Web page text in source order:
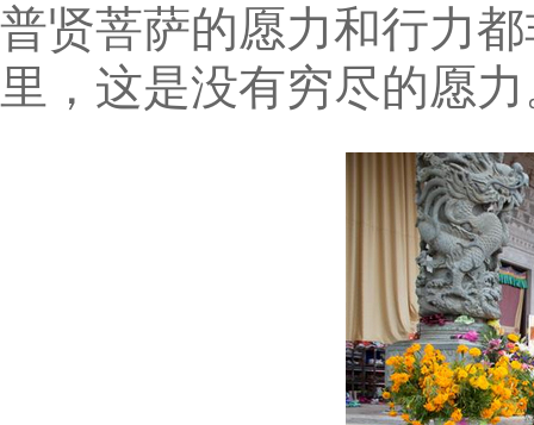
普贤菩萨的愿力和行力
里，这是没有穷尽的愿